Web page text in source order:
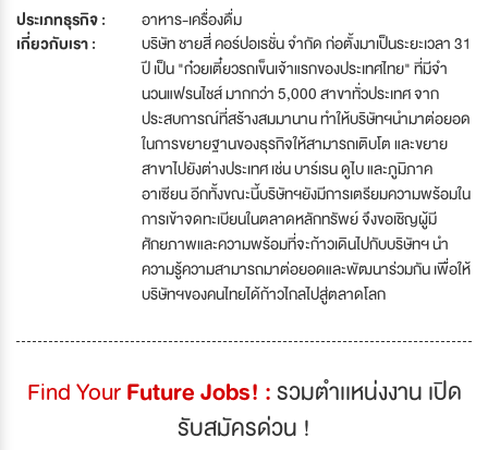
ประเภทธุรกิจ :
อาหาร-เครื่องดื่ม
เกี่ยวกับเรา :
บริษัท ชายสี่ คอร์ปอเรชั่น จำกัด ก่อตั้งมาเป็นระยะเวลา 31
ปี เป็น "ก๋วยเตี๋ยวรถเข็นเจ้าแรกของประเทศไทย" ที่มีจำ
นวนแฟรนไชส์ มากกว่า 5,000 สาขาทั่วประเทศ จาก
ประสบการณ์ที่สร้างสมมานาน ทำให้บริษัทฯนำมาต่อยอด
ในการขยายฐานของธุรกิจให้สามารถเติบโต และขยาย
สาขาไปยังต่างประเทศ เช่น บาร์เรน ดูไบ และภูมิภาค
อาเซียน อีกทั้งขณะนี้บริษัทฯยังมีการเตรียมความพร้อมใน
การเข้าจดทะเบียนในตลาดหลักทรัพย์ จึงขอเชิญผู้มี
ศักยภาพและความพร้อมที่จะก้าวเดินไปกับบริษัทฯ นำ
ความรู้ความสามารถมาต่อยอดและพัฒนาร่วมกัน เพื่อให้
บริษัทฯของคนไทยได้ก้าวไกลไปสู่ตลาดโลก
Find YourFuture Jobs! :รวมตำเเหน่งงาน เปิด
รับสมัครด่วน !